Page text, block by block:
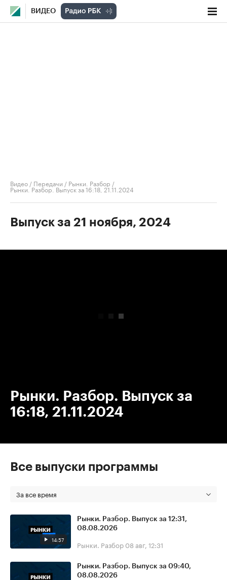
ВИДЕО
Видео / Передачи / Рынки. Разбор /
Рынки. Разбор. Выпуск за 16:18, 21.11.2024
Выпуск за 21 ноября, 2024
Рынки. Разбор. Выпуск за
16:18, 21.11.2024
Все выпуски программы
За все время
14:57
Рынки. Разбор. Выпуск за 12:31,
08.08.2026
Рынки. Разбор 08 авг, 12:31
Рынки. Разбор. Выпуск за 09:40,
08.08.2026